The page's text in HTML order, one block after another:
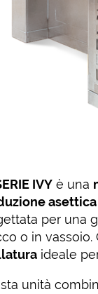
IVY è una
asettica
per una
o in
ideale
unità